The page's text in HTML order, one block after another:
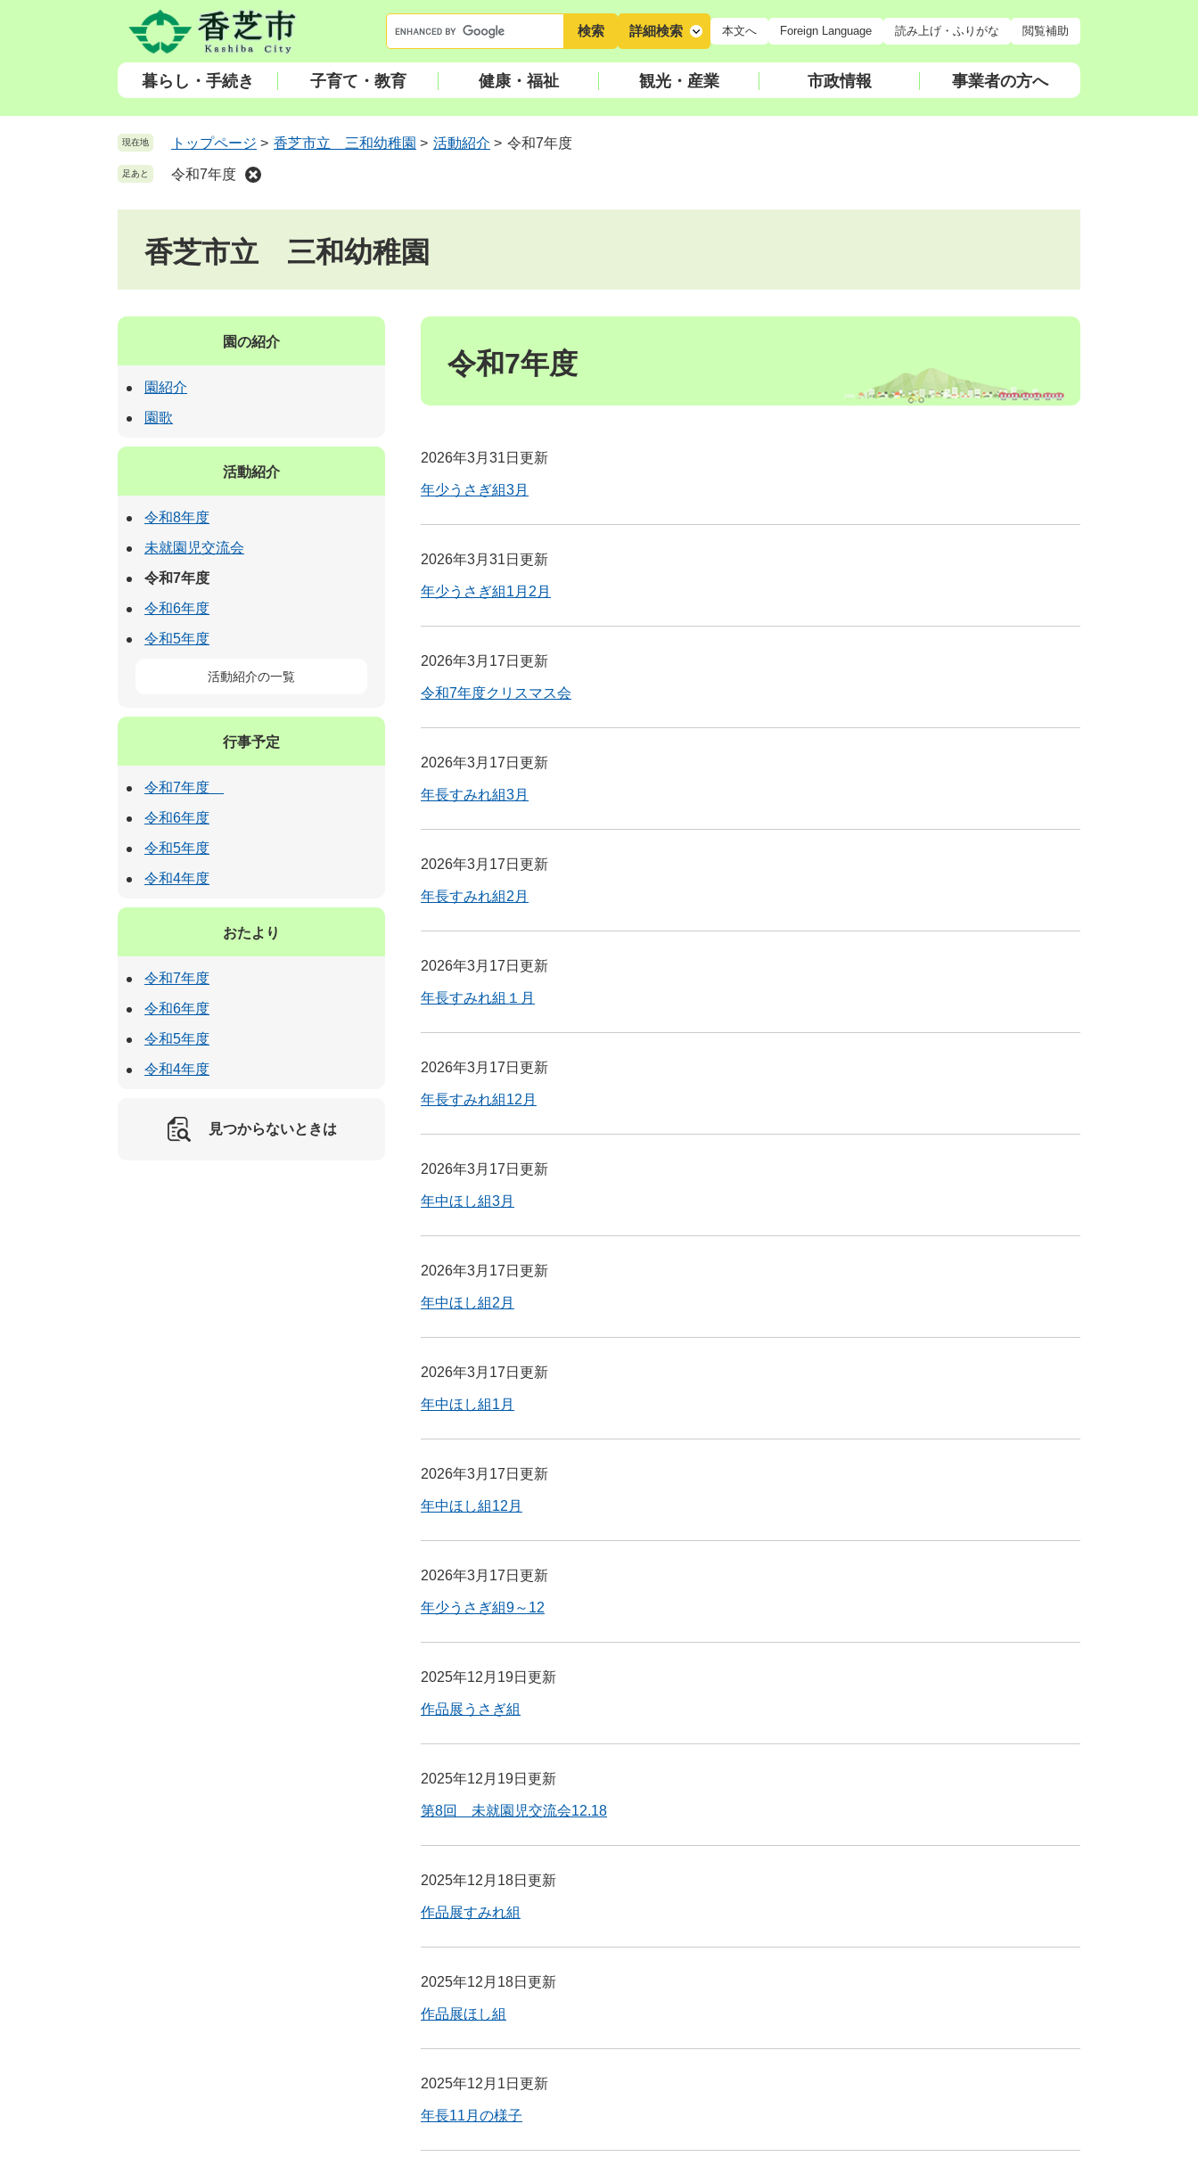
頭
飛
ー
ワ
ー
索
詳細検索 本文へ Foreign Language 読み上げ・ふりがな 閲覧補助
暮らし・手続き 子育て・教育 健康・福祉 観光・産業 市政情報 事業者の方へ
現在地 トップページ > 香芝市立 三和幼稚園 > 活動紹介 > 令和7年度
足あと 令和7年度
香芝市立 三和幼稚園
本
令和7年度
2026年3月31日更新
年少うさぎ組3月
2026年3月31日更新
年少うさぎ組1月2月
2026年3月17日更新
令和7年度クリスマス会
2026年3月17日更新
年長すみれ組3月
2026年3月17日更新
年長すみれ組2月
2026年3月17日更新
年長すみれ組１月
2026年3月17日更新
年長すみれ組12月
2026年3月17日更新
年中ほし組3月
2026年3月17日更新
年中ほし組2月
2026年3月17日更新
年中ほし組1月
2026年3月17日更新
年中ほし組12月
2026年3月17日更新
年少うさぎ組9～12
2025年12月19日更新
作品展うさぎ組
2025年12月19日更新
第8回 未就園児交流会12.18
2025年12月18日更新
作品展すみれ組
2025年12月18日更新
作品展ほし組
2025年12月1日更新
年長11月の様子
園の紹介
園紹介
園歌
活動紹介
令和8年度
未就園児交流会
令和7年度
令和6年度
令和5年度
活動紹介の一覧
行事予定
令和7年度
令和6年度
令和5年度
令和4年度
おたより
令和7年度
令和6年度
令和5年度
令和4年度
見つからないときは